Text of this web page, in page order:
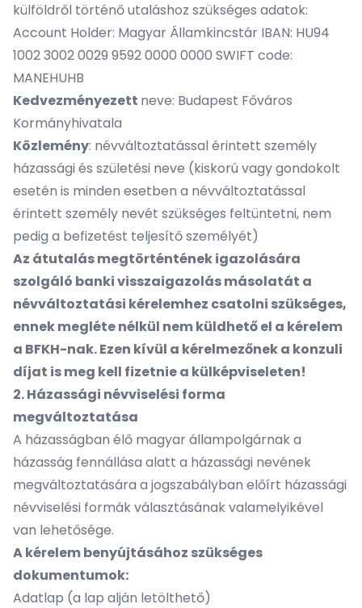
külföldről történő utaláshoz szükséges adatok:
Account Holder: Magyar Államkincstár IBAN: HU94
1002 3002 0029 9592 0000 0000 SWIFT code:
MANEHUHB
Kedvezményezett neve: Budapest Főváros
Kormányhivatala
Közlemény: névváltoztatással érintett személy
házassági és születési neve (kiskorú vagy gondokolt
esetén is minden esetben a névváltoztatással
érintett személy nevét szükséges feltüntetni, nem
pedig a befizetést teljesítő személyét)
Az átutalás megtörténtének igazolására
szolgáló banki visszaigazolás másolatát a
névváltoztatási kérelemhez csatolni szükséges,
ennek megléte nélkül nem küldhető el a kérelem
a BFKH-nak. Ezen kívül a kérelmezőnek a konzuli
díjat is meg kell fizetnie a külképviseleten!
2. Házassági névviselési forma
megváltoztatása
A házasságban élő magyar állampolgárnak a
házasság fennállása alatt a házassági nevének
megváltoztatására a jogszabályban előírt házassági
névviselési formák választásának valamelyikével
van lehetősége.
A kérelem benyújtásához szükséges
dokumentumok:
Adatlap (a lap alján letölthető)